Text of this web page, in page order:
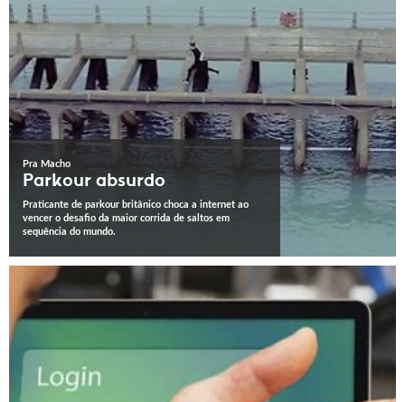
Pra Macho
Parkour absurdo
Praticante de parkour britânico choca a internet ao
vencer o desafio da maior corrida de saltos em
sequência do mundo.